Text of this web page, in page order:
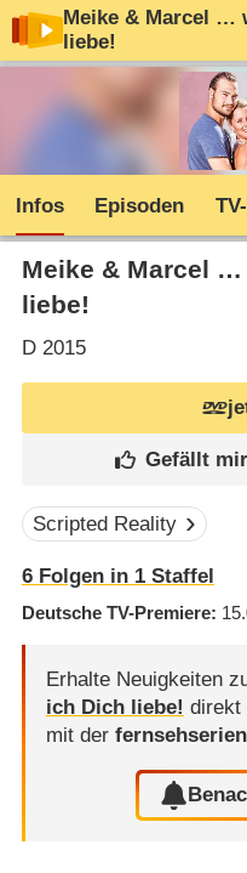
Meike & Marcel …
liebe!
Infos Episoden
Meike & Marcel
liebe!
D2015
Scripted Reality
6Folgen in 1Staffel
Deutsche TV-Premiere
Erhalte Neuigkeiten
ich Dich liebe! direkt
mit der